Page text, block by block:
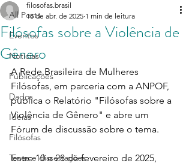
All Posts
Eventos
Notícias
Publicações
Dados
Ideias
Filósofas
Teses e dissertações
Filósofas sobre a Violência de
Gênero
filosofas.brasil
18 de abr. de 2025 1 min de leitura
A Rede Brasileira de Mulheres
Filósofas, em parceria com a ANPOF,
publica o Relatório "Filósofas sobre a
Violência de Gênero" e abre um
Fórum de discussão sobre o tema.
Entre 10 e 28 de fevereiro de 2025,